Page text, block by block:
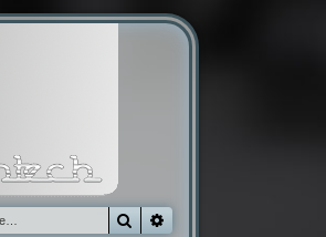
Rechercher